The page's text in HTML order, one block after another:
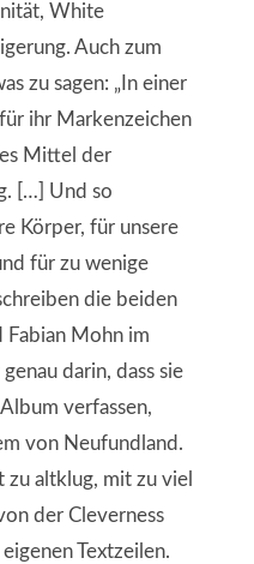
White
Auch zum
zu sagen: „In einer
ihr Markenzeichen
Mittel der
[…] Und so
Körper, für unsere
für zu wenige
die beiden
Fabian Mohn im
darin, dass sie
verfassen,
von Neufundland.
zu altklug, mit zu viel
der Cleverness
Textzeilen.